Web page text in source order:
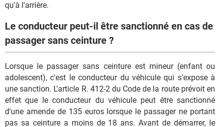
qu'à l'arrière.
Le conducteur peut-il être sanctionné en cas de
passager sans ceinture ?
Lorsque le passager sans ceinture est mineur (enfant ou
adolescent), c'est le conducteur du véhicule qui s'expose à
une sanction. L'article R. 412-2 du Code de la route prévoit en
effet que le conducteur du véhicule peut être sanctionné
d'une amende de 135 euros lorsque le passager ne portant
pas sa ceinture a moins de 18 ans. Avant de démarrer, le